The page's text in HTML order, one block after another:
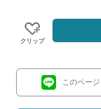
クリップ
このペー